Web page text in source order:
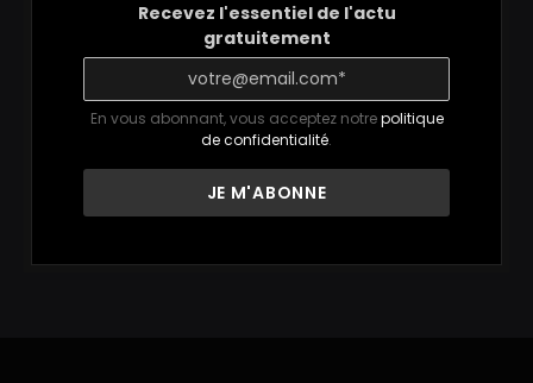
Recevez l'essentiel de l'actu
gratuitement
En vous abonnant, vous acceptez notrepolitique
de confidentialité.